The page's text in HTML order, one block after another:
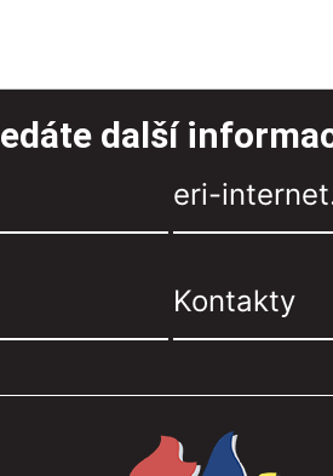
další
eri-
Kontakty